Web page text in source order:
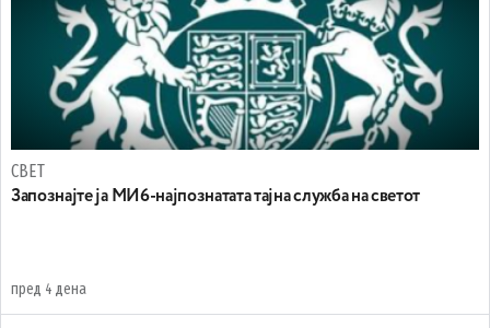
СВЕТ
Запознајте ја МИ6-најпознатата тајна служба на светот
пред 4 дена